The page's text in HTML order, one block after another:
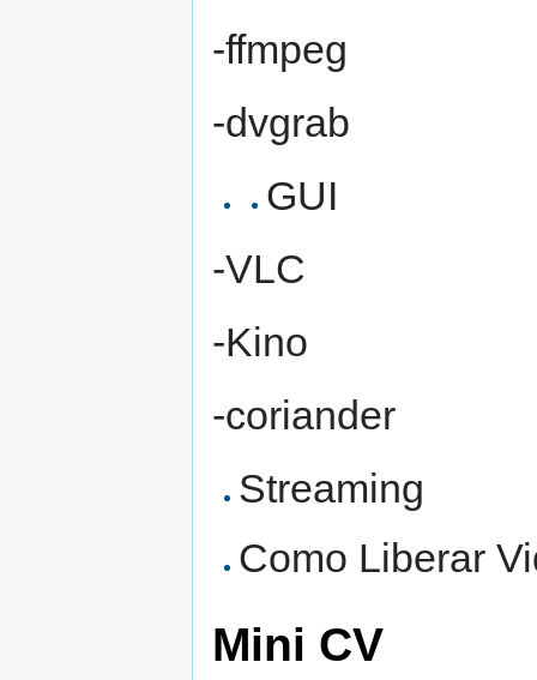
-ffmpeg
-dvgrab
GUI
-VLC
-Kino
-coriander
Streaming
Como Liberar
Mini CV